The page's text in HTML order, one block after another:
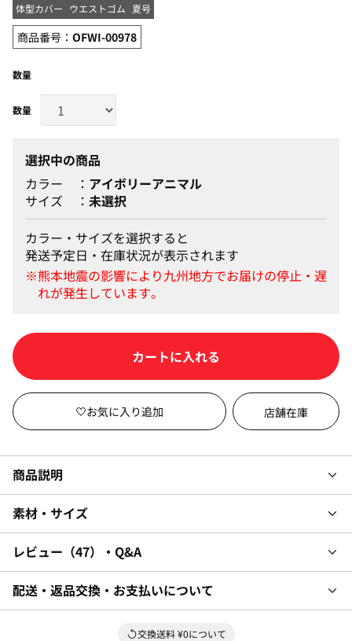
体型カバー ウエストゴム 夏号
商品番号： OFWI-00978
数量
選択中の商品
カラー
アイボリーアニマル
サイズ
未選択
カラー・サイズを選択すると
発送予定日・在庫状況が表示されます
カートに入れる
店舗在庫
商品説明
素材・サイズ
レビュー 47 ・Q&A
配送・返品交換・お支払いについて
交換送料 ¥0について